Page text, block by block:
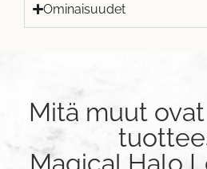
Ominaisuudet
Mitä muut
Magical Halo